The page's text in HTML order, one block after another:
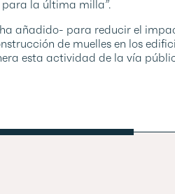
la última milla”.
añadido- para reducir el
de muelles en los
esta actividad de la vía